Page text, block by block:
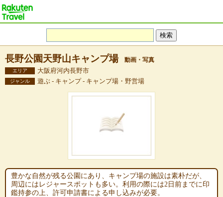
長野公園天野山キャンプ場 動画・写真
エリア 大阪府河内長野市
ジャンル 遊ぶ - キャンプ - キャンプ場・野営場
豊かな自然が残る公園にあり、キャンプ場の施設は素朴だが、
周辺にはレジャースポットも多い。利用の際には2日前までに印
鑑持参の上、許可申請書による申し込みが必要。